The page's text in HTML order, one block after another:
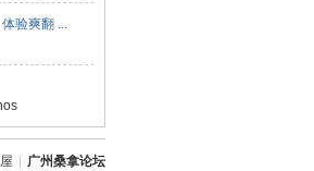
验爽翻 ...
广州桑拿论坛